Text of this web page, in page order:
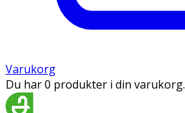
Varukorg
Du har 0 produkter i din varukorg.